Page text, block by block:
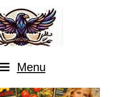
Menu